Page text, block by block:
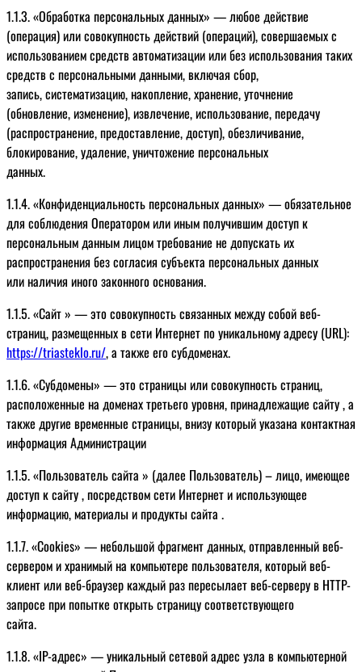
1.1.3. «Обработка персональных данных» — любое действие
(операция) или совокупность действий (операций), совершаемых с
использованием средств автоматизации или без использования таких
средств с персональными данными, включая сбор,
запись, систематизацию, накопление, хранение, уточнение
(обновление, изменение), извлечение, использование, передачу
(распространение, предоставление, доступ), обезличивание,
блокирование, удаление, уничтожение персональных
данных.
1.1.4. «Конфиденциальность персональных данных» — обязательное
для соблюдения Оператором или иным получившим доступ к
персональным данным лицом требование не допускать их
распространения без согласия субъекта персональных данных
или наличия иного законного основания.
1.1.5. «Сайт » — это совокупность связанных между собой веб-
страниц, размещенных в сети Интернет по уникальному адресу (URL):
https://triasteklo.ru/, а также его субдоменах.
1.1.6. «Субдомены» — это страницы или совокупность страниц,
расположенные на доменах третьего уровня, принадлежащие сайту , а
также другие временные страницы, внизу который указана контактная
информация Администрации
1.1.5. «Пользователь сайта » (далее Пользователь) – лицо, имеющее
доступ к сайту , посредством сети Интернет и использующее
информацию, материалы и продукты сайта .
1.1.7. «Cookies» — небольшой фрагмент данных, отправленный веб-
сервером и хранимый на компьютере пользователя, который веб-
клиент или веб-браузер каждый раз пересылает веб-серверу в HTTP-
запросе при попытке открыть страницу соответствующего
сайта.
1.1.8. «IP-адрес» — уникальный сетевой адрес узла в компьютерной